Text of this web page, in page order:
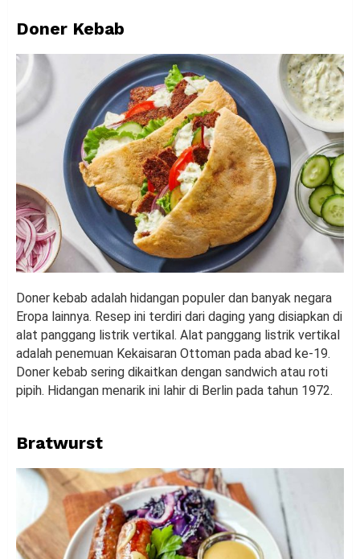
Doner Kebab
Doner kebab adalah hidangan populer dan banyak negara
Eropa lainnya. Resep ini terdiri dari daging yang disiapkan di
alat panggang listrik vertikal. Alat panggang listrik vertikal
adalah penemuan Kekaisaran Ottoman pada abad ke-19.
Doner kebab sering dikaitkan dengan sandwich atau roti
pipih. Hidangan menarik ini lahir di Berlin pada tahun 1972.
Bratwurst